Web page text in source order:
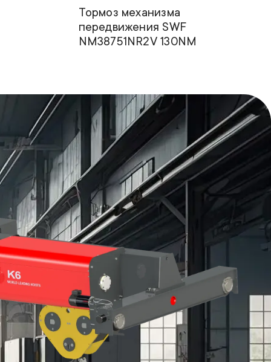
Тормоз механизма
передвижения SWF
NM38751NR2V 130NM